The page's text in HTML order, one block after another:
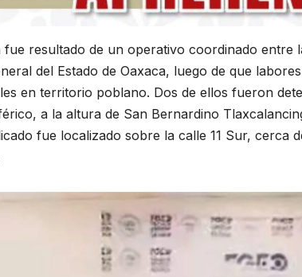
fue resultado de un operativo coordinado entre
del Estado de Oaxaca, luego de que
en territorio poblano. Dos de ellos fueron
a la altura de San Bernardino
fue localizado sobre la calle 11 Sur, cerca